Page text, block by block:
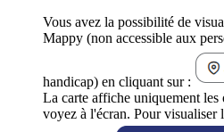
Vous avez la possibilité de
Mappy (non accessible aux
handicap) en cliquant sur :
La carte affiche uniquement
voyez à l'écran. Pour visualiser